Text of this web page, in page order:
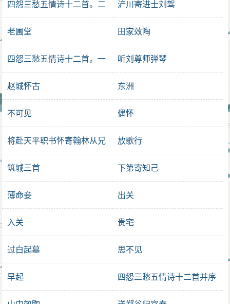
四怨三愁五情诗十二首。二
浐川寄进士刘驾
老圃堂 田家效陶
四怨三愁五情诗十二首。一
听刘尊师弹琴
赵城怀古 东洲
不可见 偶怀
将赴天平职书怀寄翰林从兄 放歌行
筑城三首 下第寄知己
薄命妾 出关
入关 贵宅
过白起墓 思不见
早起 四怨三愁五情诗十二首并序